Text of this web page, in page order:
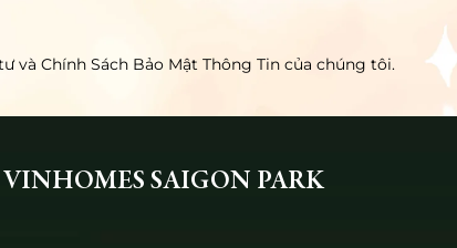
và Chính Sách Bảo Mật Thông Tin của chúng tôi.
SAIGON PARK